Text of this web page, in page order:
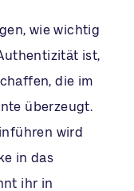
wie wichtig
ist,
die im
überzeugt.
wird
in das
ihr in